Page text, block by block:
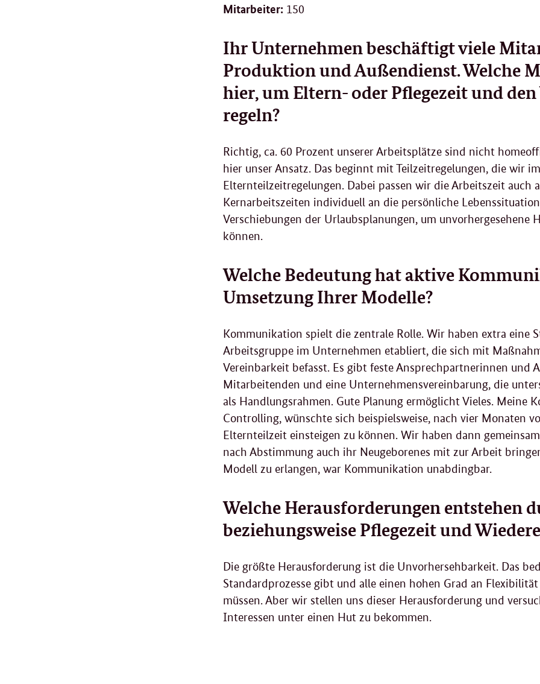
Mitarbeiter: 150
Ihr Unternehmen beschäftigt viele
Produktion und Außendienst.Welche
hier, um Eltern- oder Pflegezeit und
regeln?
Richtig, ca. 60 Prozent unserer Arbeitsplätze sind nicht
hier unser Ansatz. Das beginnt mit Teilzeitregelungen, die wir
Elternteilzeitregelungen. Dabei passen wir die Arbeitszeit auch
Kernarbeitszeiten individuell an die persönliche
Verschiebungen der Urlaubsplanungen, um unvorhergesehene
können.
Welche Bedeutung hat aktive
Umsetzung Ihrer Modelle?
Kommunikation spielt die zentrale Rolle. Wir haben extra eine
Arbeitsgruppe im Unternehmen etabliert, die sich mit
Vereinbarkeit befasst. Es gibt feste Ansprechpartnerinnen und
Mitarbeitenden und eine Unternehmensvereinbarung, die
als Handlungsrahmen. Gute Planung ermöglicht Vieles. Meine
Controlling, wünschte sich beispielsweise, nach vier Monaten
Elternteilzeit einsteigen zu können. Wir haben dann
nach Abstimmung auch ihr Neugeborenes mit zur Arbeit
Modell zu erlangen, war Kommunikation unabdingbar.
Welche Herausforderungen entstehen
beziehungsweise Pflegezeit und
Die größte Herausforderung ist die Unvorhersehbarkeit. Das
Standardprozesse gibt und alle einen hohen Grad an
müssen. Aber wir stellen uns dieser Herausforderung und
Interessen unter einen Hut zu bekommen.